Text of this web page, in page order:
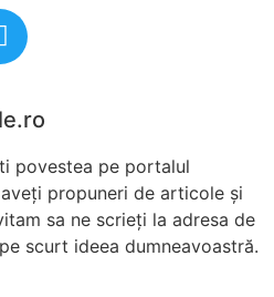
povestea pe portalul
propuneri de articole şi
sa ne scrieţi la adresa de
scurt ideea dumneavoastră.